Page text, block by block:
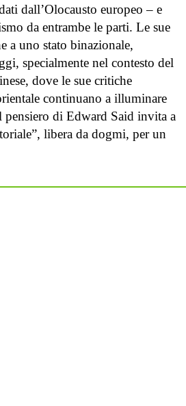
dall’Olocausto europeo – e
da entrambe le parti. Le sue
a uno stato binazionale,
specialmente nel contesto del
dove le sue critiche
continuano a illuminare
pensiero di Edward Said invita a
libera da dogmi, per un